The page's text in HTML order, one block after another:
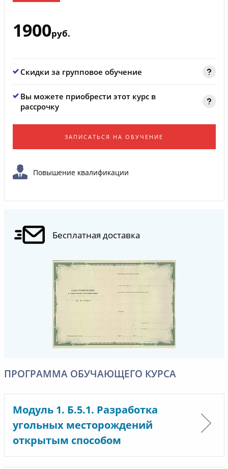
1900руб.
Скидки за групповое обучение
Вы можете приобрести этот курс в
рассрочку
ЗАПИСАТЬСЯ НА ОБУЧЕНИЕ
Повышение квалификации
Бесплатная доставка
ПРОГРАММА ОБУЧАЮЩЕГО КУРСА
Модуль 1. Б.5.1. Разработка
угольных месторождений
открытым способом